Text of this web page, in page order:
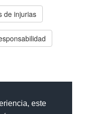
este
de injurias